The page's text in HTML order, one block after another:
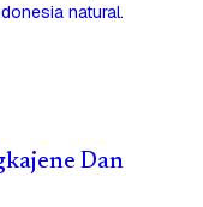
natural.
Dan